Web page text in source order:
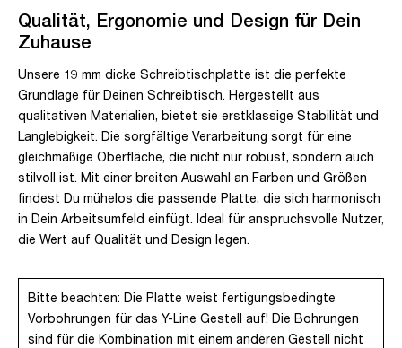
Qualität, Ergonomie und Design für Dein
Zuhause
Unsere 19 mm dicke Schreibtischplatte ist die perfekte
Grundlage für Deinen Schreibtisch. Hergestellt aus
qualitativen Materialien, bietet sie erstklassige Stabilität und
Langlebigkeit. Die sorgfältige Verarbeitung sorgt für eine
gleichmäßige Oberfläche, die nicht nur robust, sondern auch
stilvoll ist. Mit einer breiten Auswahl an Farben und Größen
findest Du mühelos die passende Platte, die sich harmonisch
in Dein Arbeitsumfeld einfügt. Ideal für anspruchsvolle Nutzer,
die Wert auf Qualität und Design legen.
Bitte beachten: Die Platte weist fertigungsbedingte
Vorbohrungen für das Y-Line Gestell auf! Die Bohrungen
sind für die Kombination mit einem anderen Gestell nicht